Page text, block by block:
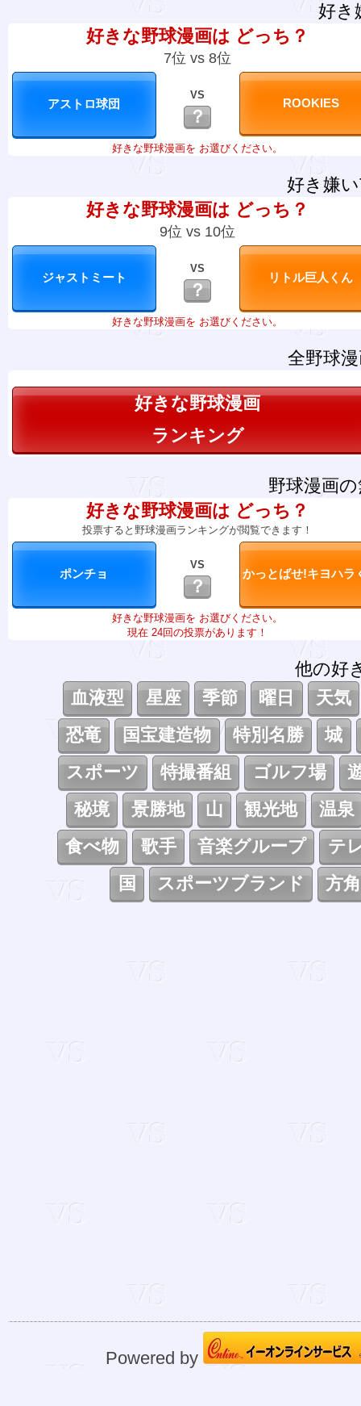
好き
好きな野球漫画は どっち？
7位 vs 8位
VS
？
好きな野球漫画を お選びください。
好き嫌
好きな野球漫画は どっち？
9位 vs 10位
VS
？
好きな野球漫画を お選びください。
全野球
好きな野球漫画
ランキング
野球漫画
好きな野球漫画は どっち？
投票すると野球漫画ランキングが閲覧できます！
VS
？
好きな野球漫画を お選びください。
現在 24回の投票があります！
他の好
血液型
星座 季節 曜日
天気
恐竜
国宝建造物 特別名勝
城
スポーツ
特撮番組 ゴルフ場
秘境
景勝地 山 観光地
温泉
食べ物
歌手 音楽グループ
テ
国
スポーツブランド 方角
Powered by